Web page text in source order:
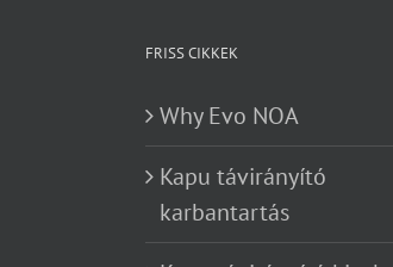
FRISS CIKKEK
Why Evo NOA
Kapu távirányító
karbantartás